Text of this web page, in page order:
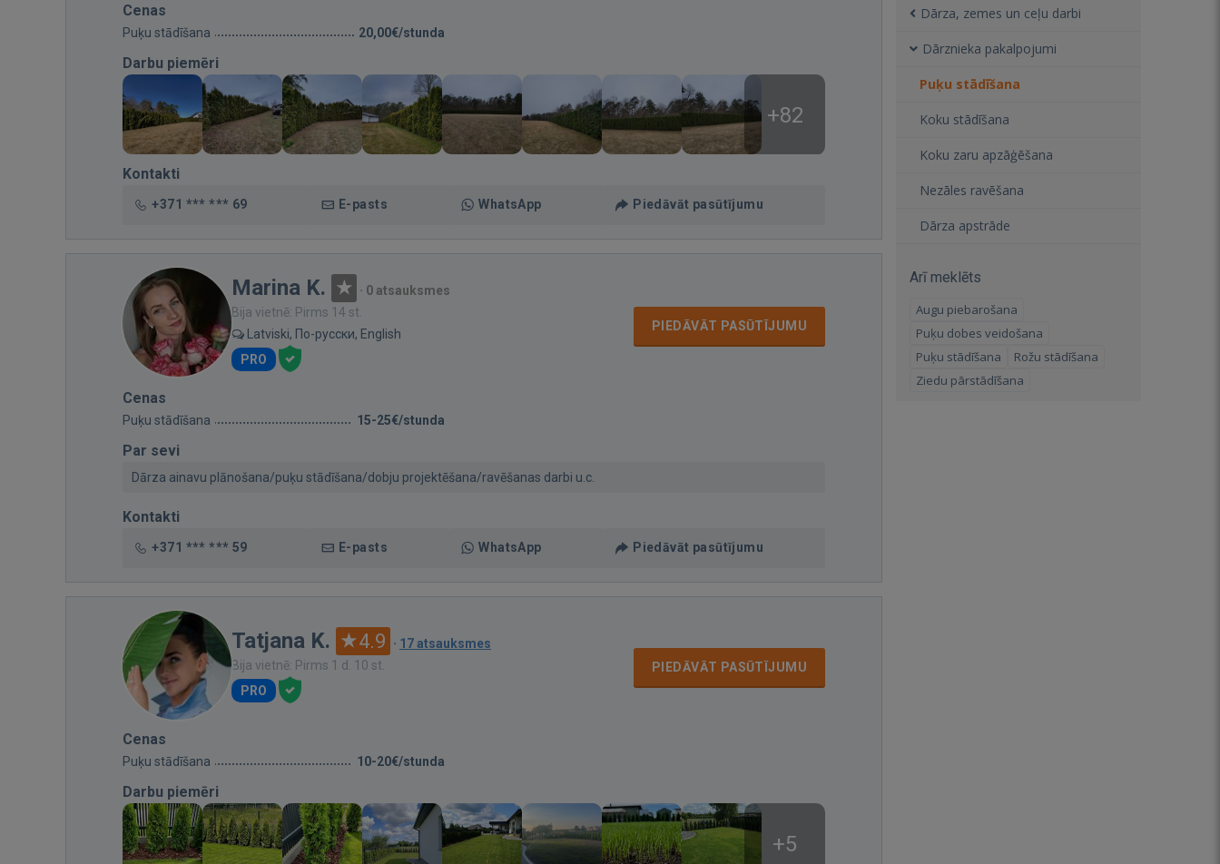
Cenas
Puķu stādīšana 20,00€/stunda
Darbu piemēri
+82
Kontakti
+371 *** *** 69 E-pasts WhatsApp Piedāvāt pasūtījumu
Marina K. · 0 atsauksmes
Bija vietnē: Pirms 14 st.
Latviski, По-русски, English
PRO
PIEDĀVĀT PASŪTĪJUMU
Cenas
Puķu stādīšana 15-25€/stunda
Par sevi
Dārza ainavu plānošana/puķu stādīšana/dobju projektēšana/ravēšanas darbi u.c.
Kontakti
+371 *** *** 59 E-pasts WhatsApp Piedāvāt pasūtījumu
Tatjana K. 4.9 · 17 atsauksmes
Bija vietnē: Pirms 1 d. 10 st.
PRO
PIEDĀVĀT PASŪTĪJUMU
Cenas
Puķu stādīšana 10-20€/stunda
Darbu piemēri
+5
Dārza, zemes un ceļu darbi
Dārznieka pakalpojumi
Puķu stādīšana
Koku stādīšana
Koku zaru apzāģēšana
Nezāles ravēšana
Dārza apstrāde
Arī meklēts
Augu piebarošana
Puķu dobes veidošana
Puķu stādīšana
Rožu stādīšana
Ziedu pārstādīšana